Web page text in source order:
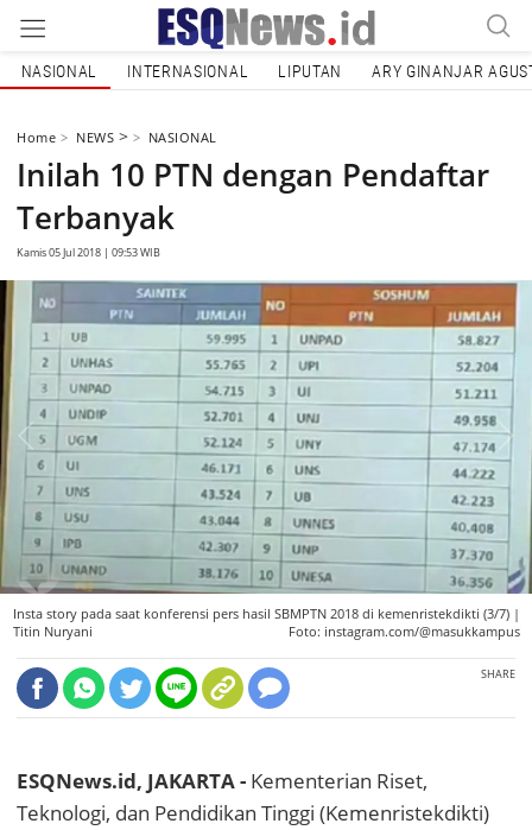
NASIONAL INTERNASIONAL LIPUTAN ARY GINANJAR
Home NEWS > NASIONAL
Inilah 10 PTN dengan Pendaftar
Terbanyak
Kamis 05 Jul 2018 | 09:53 WIB
Insta story pada saat konferensi pers hasil SBMPTN 2018 di kemenristekdikti (3/7) |
Titin Nuryani
Foto: instagram.com/@masukkampus
SHARE
ESQNews.id, JAKARTA - Kementerian Riset,
Teknologi, dan Pendidikan Tinggi (Kemenristekdikti)